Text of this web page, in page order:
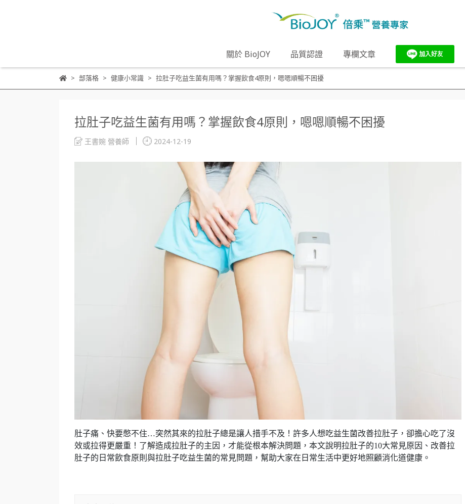
關於 BioJOY 品質認證 專欄文章
部落格 健康小常識 拉肚子吃益生菌有用嗎？掌握飲食4原則，嗯嗯順暢不困擾
拉肚子吃益生菌有用嗎？掌握飲食4原則，嗯嗯順暢不困擾
王書婉 營養師 2024-12-19
肚子痛、快要憋不住…突然其來的拉肚子總是讓人措手不及！許多人想吃益生菌改善拉肚子，卻擔心吃了沒
效或拉得更嚴重！了解造成拉肚子的主因，才能從根本解決問題，本文說明拉肚子的10大常見原因、改善拉
肚子的日常飲食原則與拉肚子吃益生菌的常見問題，幫助大家在日常生活中更好地照顧消化道健康。